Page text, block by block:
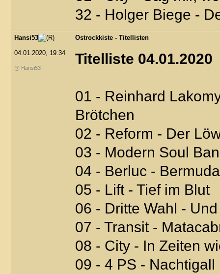
32 - Holger Biege -
Hansi53
04.01.2020, 19:34
@ Hansi53
Ostrockkiste - Titellisten
Titelliste 04.01.2020
01 - Reinhard
Brötchen
02 - Reform - Der
03 - Modern Soul
04 - Berluc -
05 - Lift - Tief im Blut
06 - Dritte Wahl -
07 - Transit -
08 - City - In Zeiten
09 - 4 PS - Nachtigall